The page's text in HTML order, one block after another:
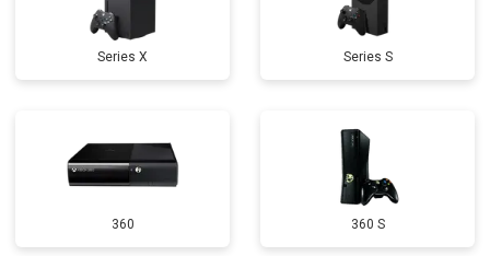
Series X Series S
360 360 S